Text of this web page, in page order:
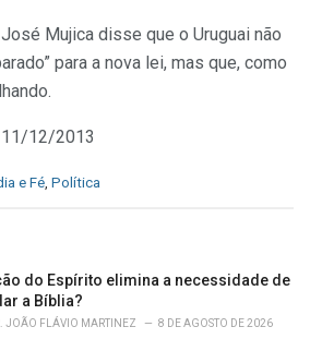
Mujica disse que o Uruguai não
para a nova lei, mas que, como
11/12/2013
e Fé Política
do Espírito elimina a necessidade de
a Bíblia?
JOÃO FLÁVIO MARTINEZ 8 DE AGOSTO DE 2026